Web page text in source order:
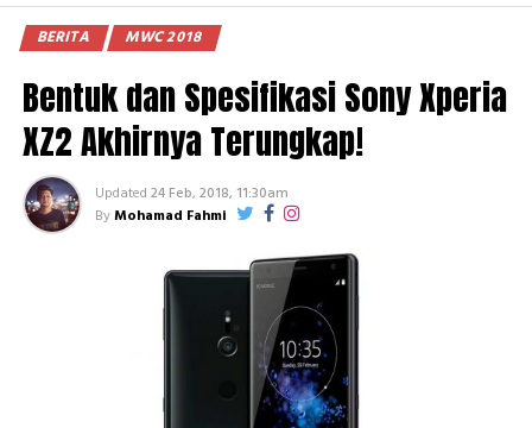
BERITA MWC 2018
Bentuk dan Spesifikasi Sony Xperia
XZ2 Akhirnya Terungkap!
Updated 24 Feb, 2018, 11:30am
ByMohamad Fahmi